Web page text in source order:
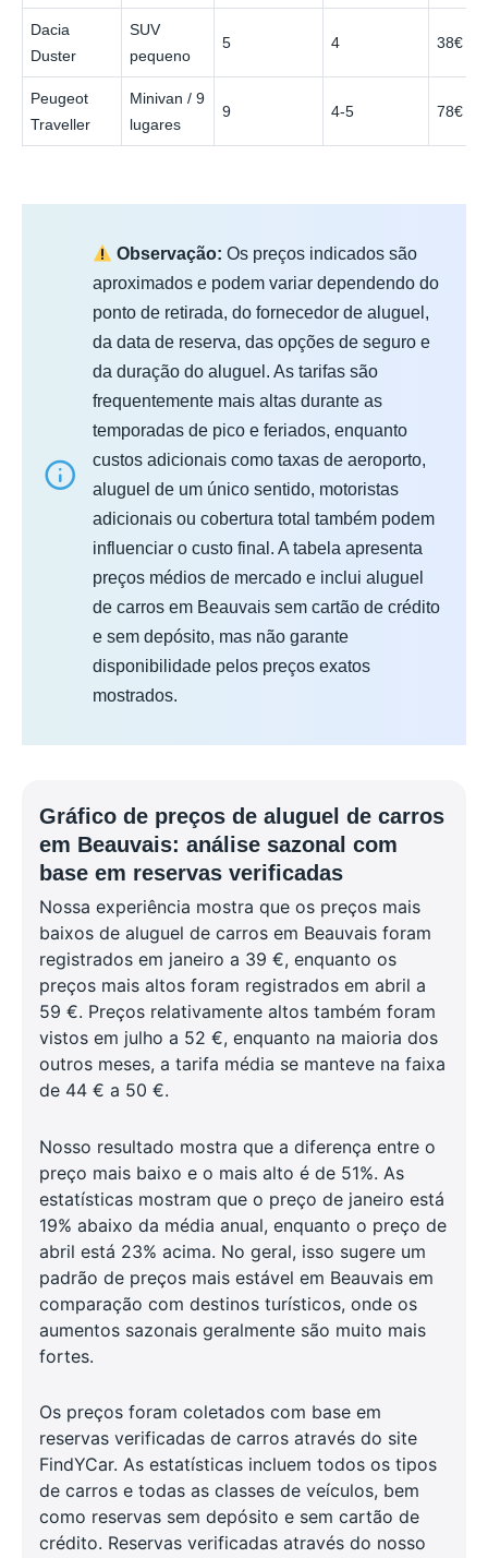
Dacia
Duster
SUV
pequeno
5 4 38€
Peugeot
Traveller
Minivan / 9
lugares
9 4-5 78€
Observação: Os preços indicados são
aproximados e podem variar dependendo do
ponto de retirada, do fornecedor de aluguel,
da data de reserva, das opções de seguro e
da duração do aluguel. As tarifas são
frequentemente mais altas durante as
temporadas de pico e feriados, enquanto
custos adicionais como taxas de aeroporto,
aluguel de um único sentido, motoristas
adicionais ou cobertura total também podem
influenciar o custo final. A tabela apresenta
preços médios de mercado e inclui aluguel
de carros em Beauvais sem cartão de crédito
e sem depósito, mas não garante
disponibilidade pelos preços exatos
mostrados.
Gráfico de preços de aluguel de carros
em Beauvais: análise sazonal com
base em reservas verificadas
Nossa experiência mostra que os preços mais
baixos de aluguel de carros em Beauvais foram
registrados em janeiro a 39 €, enquanto os
preços mais altos foram registrados em abril a
59 €. Preços relativamente altos também foram
vistos em julho a 52 €, enquanto na maioria dos
outros meses, a tarifa média se manteve na faixa
de 44 € a 50 €.
Nosso resultado mostra que a diferença entre o
preço mais baixo e o mais alto é de 51%. As
estatísticas mostram que o preço de janeiro está
19% abaixo da média anual, enquanto o preço de
abril está 23% acima. No geral, isso sugere um
padrão de preços mais estável em Beauvais em
comparação com destinos turísticos, onde os
aumentos sazonais geralmente são muito mais
fortes.
Os preços foram coletados com base em
reservas verificadas de carros através do site
FindYCar. As estatísticas incluem todos os tipos
de carros e todas as classes de veículos, bem
como reservas sem depósito e sem cartão de
crédito. Reservas verificadas através do nosso